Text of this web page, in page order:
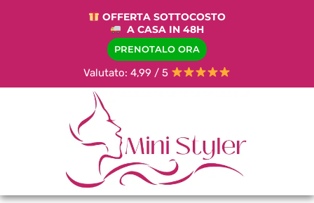
OFFERTA SOTTOCOSTO
A CASA IN 48H
PRENOTALO ORA
Valutato: 4,99 / 5